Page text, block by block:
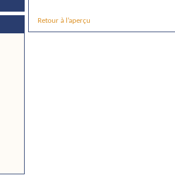
Retour à l’aperçu